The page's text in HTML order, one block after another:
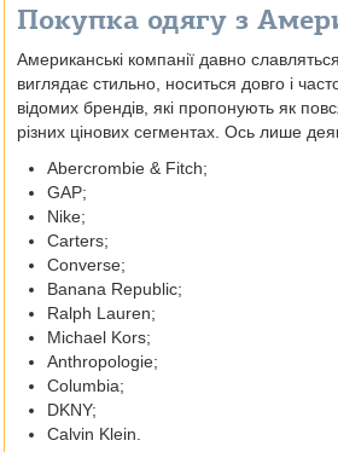
Покупка одягу з
Американські компанії давно
виглядає стильно, носиться довго і
відомих брендів, які пропонують як
різних цінових сегментах. Ось лише
Abercrombie & Fitch;
GAP;
Nike;
Carters;
Converse;
Banana Republic;
Ralph Lauren;
Michael Kors;
Anthropologie;
Columbia;
DKNY;
Calvin Klein.